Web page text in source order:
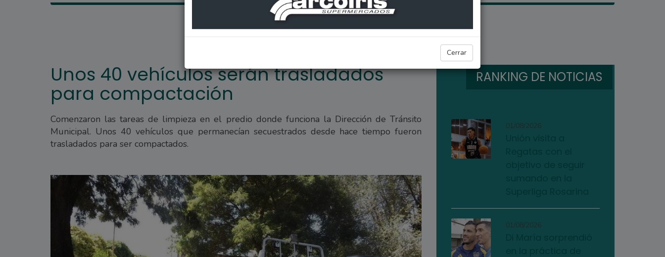
Cerrar
ARROYO SECO
Unos 40 vehículos serán trasladados
para compactación
Comenzaron las tareas de limpieza en el predio donde funciona la Dirección de Tránsito
Municipal. Unos 40 vehículos que permanecían secuestrados desde hace tiempo fueron
trasladados para ser compactados.
RANKING DE NOTICIAS
01/08/2026
01/08/2026